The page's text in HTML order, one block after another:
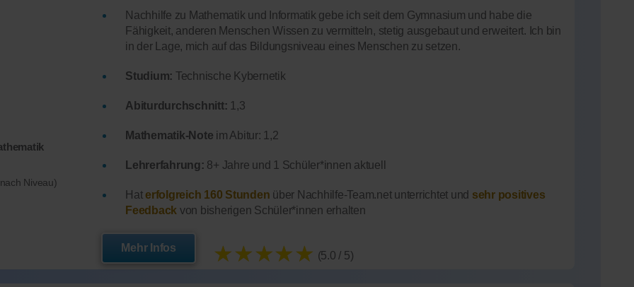
Nachhilfe zu Mathematik und Informatik gebe ich seit dem Gymnasium und habe die
Fähigkeit, anderen Menschen Wissen zu vermitteln, stetig ausgebaut und erweitert. Ich bin
in der Lage, mich auf das Bildungsniveau eines Menschen zu setzen.
Studium: Technische Kybernetik
Abiturdurchschnitt: 1,3
Mathematik-Note im Abitur: 1,2
Lehrerfahrung: 8+ Jahre und 1 Schüler*innen aktuell
Hat erfolgreich 160 Stunden über Nachhilfe-Team.net unterrichtet und sehr positives
Feedback von bisherigen Schüler*innen erhalten
Mehr Infos ★★★★★ (5.0 / 5)
Niveau)